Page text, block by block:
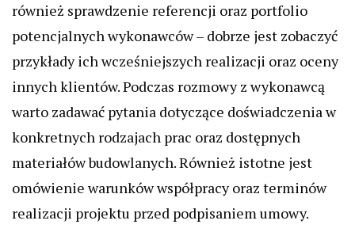
również sprawdzenie referencji oraz portfolio
potencjalnych wykonawców – dobrze jest zobaczyć
przykłady ich wcześniejszych realizacji oraz oceny
innych klientów. Podczas rozmowy z wykonawcą
warto zadawać pytania dotyczące doświadczenia w
konkretnych rodzajach prac oraz dostępnych
materiałów budowlanych. Również istotne jest
omówienie warunków współpracy oraz terminów
realizacji projektu przed podpisaniem umowy.